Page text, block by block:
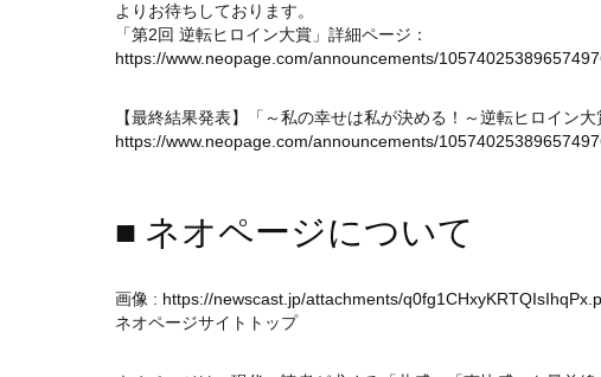
よりお待ちしております。
「第2回 逆転ヒロイン大賞」詳細ページ：
https://www.neopage.com/announcements/
【最終結果発表】「～私の幸せは私が決める！～逆転ヒロイン大
https://www.neopage.com/announcements/
■ ネオページについて
画像 : https://newscast.jp/attachments/
ネオページサイトトップ